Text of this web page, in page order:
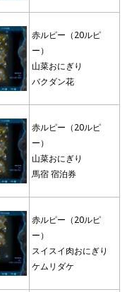
赤ルピー（20ルピ
ー）
山菜おにぎり
バクダン花
赤ルピー（20ルピ
ー）
山菜おにぎり
馬宿 宿泊券
赤ルピー（20ルピ
ー）
スイスイ肉おにぎり
ケムリダケ